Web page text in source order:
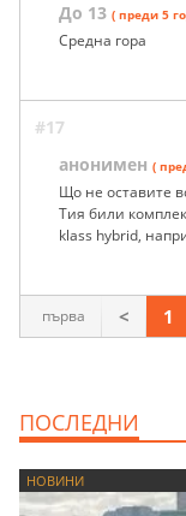
До 13 ( преди 5
Средна гора
#17
анонимен (
Що не оставите
Тия били
klass hybrid,
първа < 1
ПОСЛЕДНИ
НОВИНИ